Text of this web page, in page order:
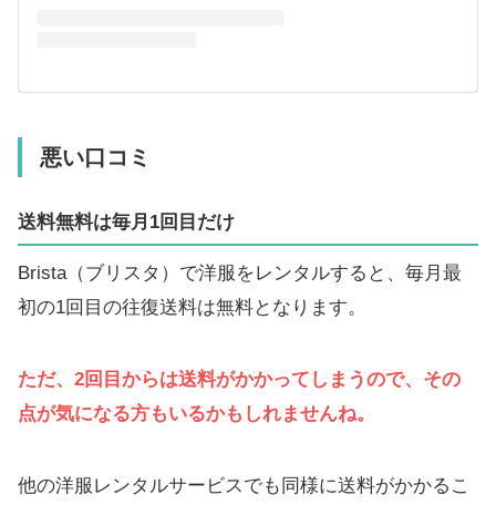
悪い口コミ
送料無料は毎月1回目だけ
Brista（ブリスタ）で洋服をレンタルすると、毎月最
初の1回目の往復送料は無料となります。
ただ、2回目からは送料がかかってしまうので、その
点が気になる方もいるかもしれませんね。
他の洋服レンタルサービスでも同様に送料がかかるこ